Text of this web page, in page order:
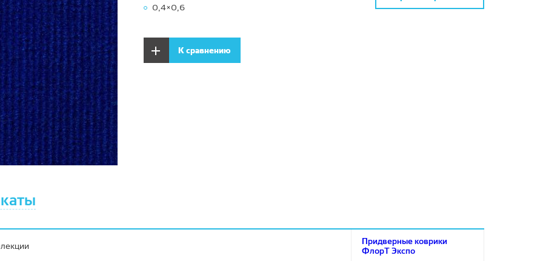
0,4×0,6
К сравнению
Придверные коврики
ФлорТ Экспо